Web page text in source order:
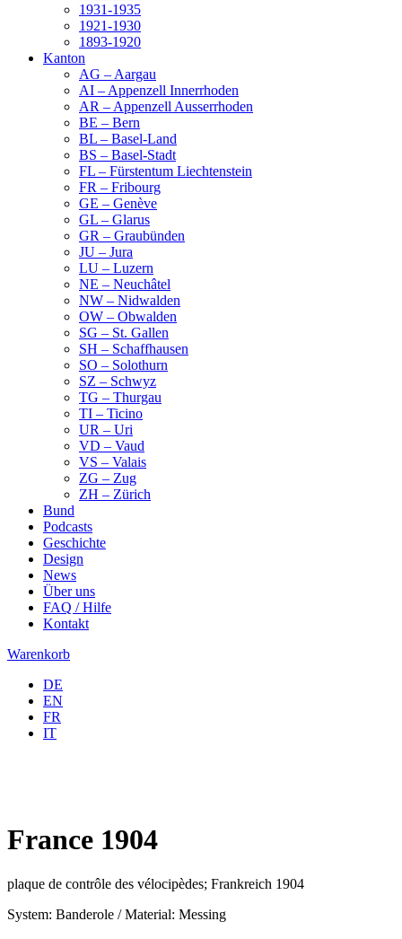
1931-1935
1921-1930
1893-1920
Kanton
AG – Aargau
AI – Appenzell Innerrhoden
AR – Appenzell Ausserrhoden
BE – Bern
BL – Basel-Land
BS – Basel-Stadt
FL – Fürstentum Liechtenstein
FR – Fribourg
GE – Genève
GL – Glarus
GR – Graubünden
JU – Jura
LU – Luzern
NE – Neuchâtel
NW – Nidwalden
OW – Obwalden
SG – St. Gallen
SH – Schaffhausen
SO – Solothurn
SZ – Schwyz
TG – Thurgau
TI – Ticino
UR – Uri
VD – Vaud
VS – Valais
ZG – Zug
ZH – Zürich
Bund
Podcasts
Geschichte
Design
News
Über uns
FAQ / Hilfe
Kontakt
Warenkorb
DE
EN
FR
IT
France 1904
plaque de contrôle des vélocipèdes; Frankreich 1904
System: Banderole / Material: Messing